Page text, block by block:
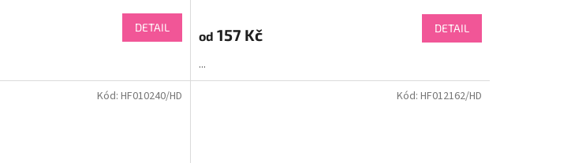
DETAIL
od 157 Kč DETAIL
...
Kód: HF010240/HD Kód: HF012162/HD